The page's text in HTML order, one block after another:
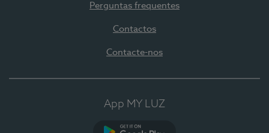
Perguntas frequentes
Contactos
Contacte-nos
App MY LUZ